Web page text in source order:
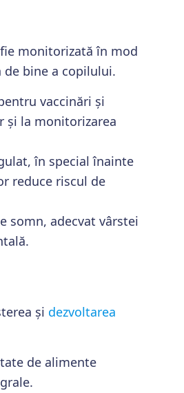
monitorizată în mod
bine a copilului.
vaccinări și
și la monitorizarea
în special înainte
reduce riscul de
somn, adecvat vârstei
și dezvoltarea
de alimente